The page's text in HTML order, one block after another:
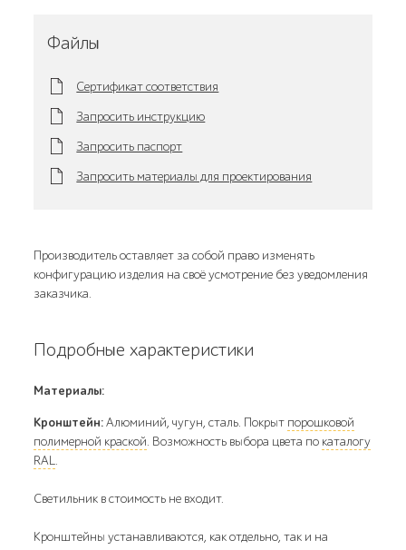
Файлы
Сертификат соответствия
Запросить инструкцию
Запросить паспорт
Запросить материалы для проектирования
Производитель оставляет за собой право изменять
конфигурацию изделия на своё усмотрение без уведомления
заказчика.
Подробные характеристики
Материалы:
Кронштейн:Алюминий, чугун, сталь. Покрыт порошковой
полимерной краской. Возможность выбора цвета по каталогу
RAL.
Светильник в стоимость не входит.
Кронштейны устанавливаются, как отдельно, так и на